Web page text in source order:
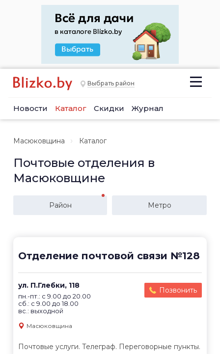
Выбрать район
Новости Каталог Скидки Журнал
Масюковщина Каталог
Почтовые отделения в
Масюковщине
Район Метро
Отделение почтовой связи №128
ул. П.Глебки, 118
пн.-пт.: с 9.00 до 20.00
сб.: с 9.00 до 18.00
вс.: выходной
Позвонить
Масюковщина
Почтовые услуги. Телеграф. Переговорные пункты.